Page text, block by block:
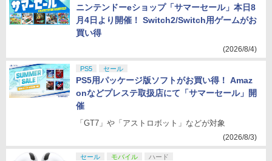
ニンテンドーeショップ「サマーセール」本日8
月4日より開催！ Switch2/Switch用ゲームがお
買い得
(2026/8/4)
PS5 セール
PS5用パッケージ版ソフトがお買い得！ Amaz
onなどプレステ取扱店にて「サマーセール」開
催
「GT7」や「アストロボット」などが対象
(2026/8/3)
セール モバイル ハード